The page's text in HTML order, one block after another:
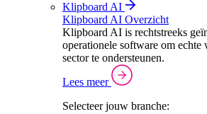
Klipboard AI
Klipboard AI Overzicht
Klipboard AI is rechtstreeks
operationele software om
sector te ondersteunen.
Lees meer
Selecteer jouw branche: